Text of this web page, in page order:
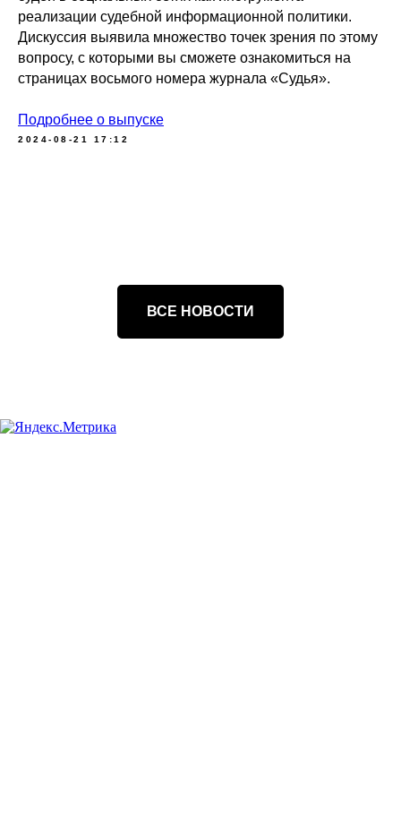
реализации судебной информационной политики.
Дискуссия выявила множество точек зрения по этому
вопросу, с которыми вы сможете ознакомиться на
страницах восьмого номера журнала «Судья».
Подробнее о выпуске
2024-08-21 17:12
ВСЕ НОВОСТИ